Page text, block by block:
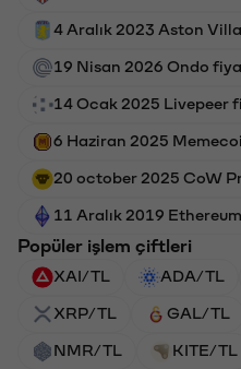
4 Aralık 2023 Aston
19 Nisan 2026 Ondo
14 Ocak 2025 Livepeer
6 Haziran 2025
20 october 2025 CoW
11 Aralık 2019
Popüler işlem çiftleri
XAI/TL ADA/TL
XRP/TL GAL/TL
NMR/TL KITE/TL